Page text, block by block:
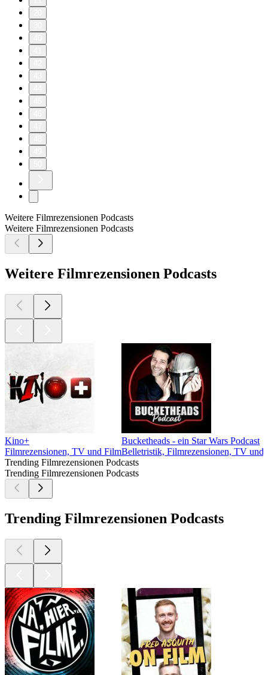
Weitere Filmrezensionen Podcasts
Weitere Filmrezensionen Podcasts
Weitere Filmrezensionen Podcasts
Kino+
Filmrezensionen, TV und Film
Bucketheads - ein Star Wars Podcast
Belletristik, Filmrezensionen, TV und
Trending Filmrezensionen Podcasts
Trending Filmrezensionen Podcasts
Trending Filmrezensionen Podcasts